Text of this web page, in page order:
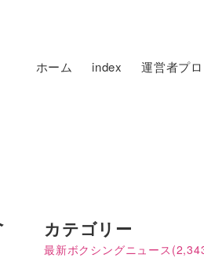
ホーム index 運営者プ
カテゴリー
最新ボクシングニュース